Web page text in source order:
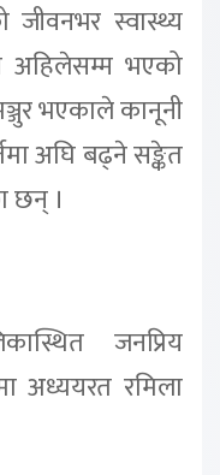
जीवनभर स्वास्थ्य
अहिलेसम्म भएको
भएकाले कानूनी
अघि बढ्ने सङ्केत
छन् ।
जनप्रिय
अध्ययरत रमिला